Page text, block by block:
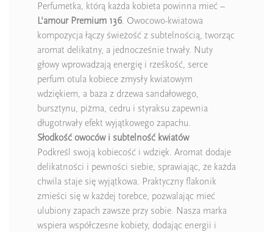
Perfumetka, którą każda kobieta powinna mieć –
L'amour Premium 136. Owocowo-kwiatowa
kompozycja łączy świeżość z subtelnością, tworząc
aromat delikatny, a jednocześnie trwały. Nuty
głowy wprowadzają energię i rześkość, serce
perfum otula kobiece zmysły kwiatowym
wdziękiem, a baza z drzewa sandałowego,
bursztynu, piżma, cedru i styraksu zapewnia
długotrwały efekt wyjątkowego zapachu.
Słodkość owoców i subtelność kwiatów
Podkreśl swoją kobiecość i wdzięk. Aromat dodaje
delikatności i pewności siebie, sprawiając, że każda
chwila staje się wyjątkowa. Praktyczny flakonik
zmieści się w każdej torebce, pozwalając mieć
ulubiony zapach zawsze przy sobie. Nasza marka
wspiera współczesne kobiety, dodając energii i